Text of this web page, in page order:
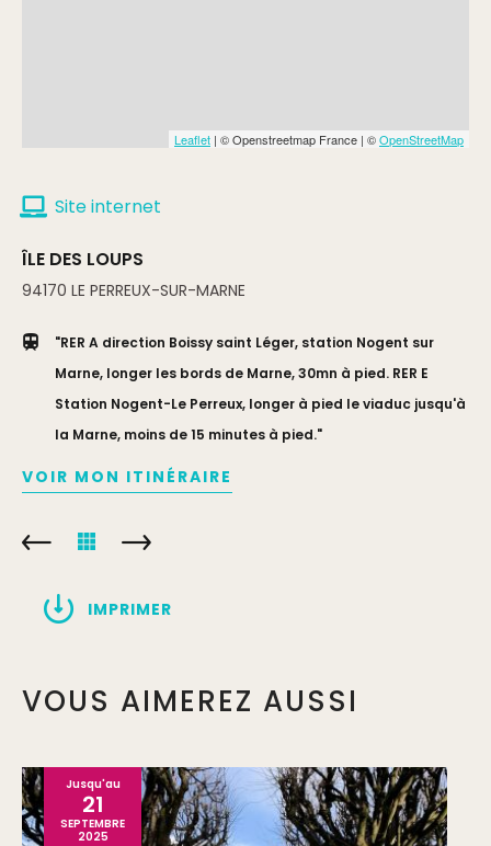
Leaflet | © Openstreetmap France | ©OpenStreetMap
Site internet
ÎLE DES LOUPS
94170 LE PERREUX-SUR-MARNE
"RER A direction Boissy saint Léger, station Nogent sur
Marne, longer les bords de Marne, 30mn à pied. RER E
Station Nogent-Le Perreux, longer à pied le viaduc jusqu'à
la Marne, moins de 15 minutes à pied."
VOIR MON ITINÉRAIRE
IMPRIMER
VOUS AIMEREZ AUSSI
Jusqu'au
21
SEPTEMBRE
2025